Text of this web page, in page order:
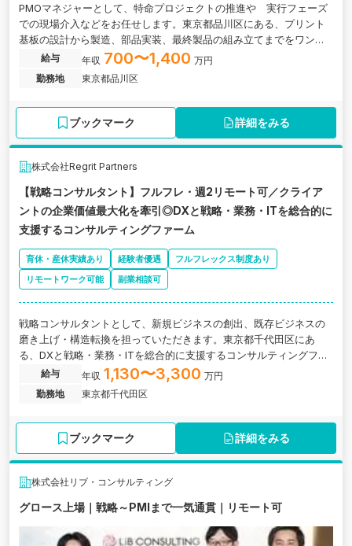
PMOマネジャーとして、特命プロジェクトの推進や 実行フェーズ
での現場介入などをお任せします。東京都品川区にある、プリント
基板の設計から製造、部品実装、最終製品の組み立てまでをワンス
トップで行う完全内製型EMSメーカーの求人です。
給与 年収 700〜1,400 万円
勤務地
東京都品川区
ブックマーク 詳細をみる
株式会社Regrit Partners
【戦略コンサルタント】フルフレ・週2リモート可／クライア
ントの企業価値最大化を牽引◎DXと戦略・業務・ITを総合的に
支援するコンサルティングファーム
育休・産休実績あり 経験者優遇
フルフレックス制度あり
リモートワーク可能
副業相談可
戦略コンサルタントとして、新規ビジネスの創出、既存ビジネスの
磨き上げ・構造転換を担っていただきます。東京都千代田区にあ
る、DXと戦略・業務・ITを総合的に支援するコンサルティングファ
ームの求人です。
給与 年収 1,130〜3,300 万円
勤務地
東京都千代田区
ブックマーク 詳細をみる
株式会社リブ・コンサルティング
グロース上場｜戦略～PMIまで一気通貫｜リモート可